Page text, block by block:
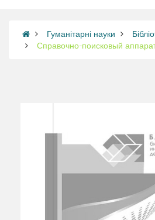
Гуманітарні науки
Справочно-поисковый